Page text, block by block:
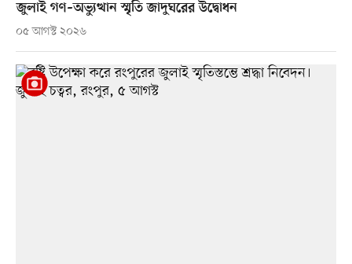
জুলাই গণ–অভ্যুত্থান স্মৃতি জাদুঘরের উদ্বোধন
০৫ আগস্ট ২০২৬